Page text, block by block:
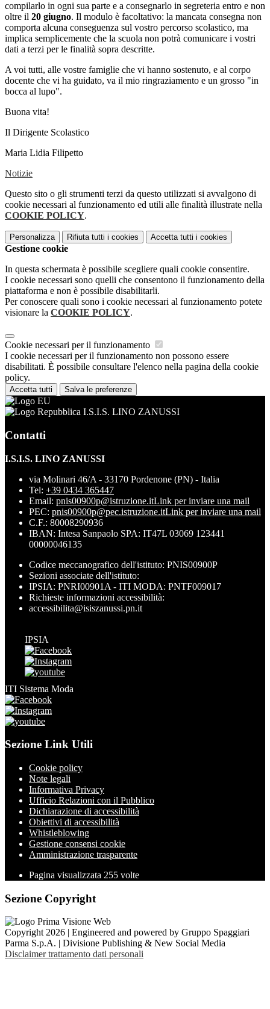
compilarlo in ogni sua parte e a consegnarlo in segreteria entro e non
oltre il 20 giugno. Il modulo è facoltativo: la mancata consegna non
comporta alcuna conseguenza sul vostro percorso scolastico, ma
implica semplicemente che la scuola non potrà comunicare i vostri
dati a terzi per le finalità sopra descritte.
A voi tutti, alle vostre famiglie che vi hanno sostenuto, e al corpo
docente che vi ha guidato, va il mio ringraziamento e un grosso "in
bocca al lupo".
Buona vita!
Il Dirigente Scolastico
Maria Lidia Filipetto
Notizie
Questo sito o gli strumenti terzi da questo utilizzati si avvalgono di
cookie necessari al funzionamento ed utili alle finalità illustrate nella
COOKIE POLICY.
Personalizza Rifiuta tutti i cookies Accetta tutti i cookies
Gestione cookie
In questa schermata è possibile scegliere quali cookie consentire.
I cookie necessari sono quelli che consentono il funzionamento della
piattaforma e non è possibile disabilitarli.
Per conoscere quali sono i cookie necessari al funzionamento potete
visionare la COOKIE POLICY.
Cookie necessari per il funzionamento
I cookie necessari per il funzionamento non possono essere
disabilitati. È possibile consultare l'elenco nella pagina della cookie
policy.
Accetta tutti Salva le preferenze
I.S.I.S. LINO ZANUSSI
Contatti
I.S.I.S. LINO ZANUSSI
via Molinari 46/A - 33170 Pordenone (PN) - Italia
Tel: +39 0434 365447
Email: pnis00900p@istruzione.itLink per inviare una mail
PEC: pnis00900p@pec.istruzione.itLink per inviare una mail
C.F.: 80008290936
IBAN: Intesa Sanpaolo SPA: IT47L 03069 123441
00000046135
Codice meccanografico dell'istituto: PNIS00900P
Sezioni associate dell'istituto:
IPSIA: PNRI00901A - ITI MODA: PNTF009017
Richieste informazioni accessibilità:
accessibilita@isiszanussi.pn.it
IPSIA
ITI Sistema Moda
Sezione Link Utili
Cookie policy
Note legali
Informativa Privacy
Ufficio Relazioni con il Pubblico
Dichiarazione di accessibilità
Obiettivi di accessibilità
Whistleblowing
Gestione consensi cookie
Amministrazione trasparente
Pagina visualizzata 255 volte
Sezione Copyright
Copyright 2026 | Engineered and powered by Gruppo Spaggiari
Parma S.p.A. | Divisione Publishing & New Social Media
Disclaimer trattamento dati personali